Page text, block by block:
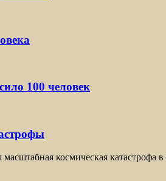
100 человек
космическая катастрофа